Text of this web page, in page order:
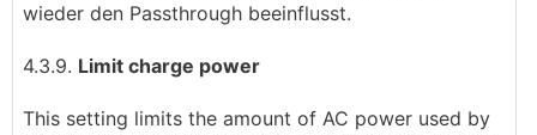
wieder den Passthrough beeinflusst.
4.3.9. Limit charge power
This setting limits the amount of AC power used by